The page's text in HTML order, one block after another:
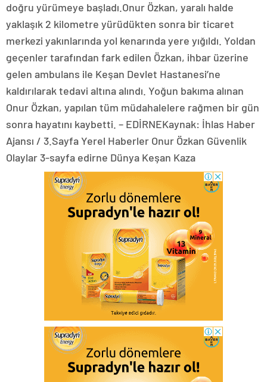
doğru yürümeye başladı.Onur Özkan, yaralı halde
yaklaşık 2 kilometre yürüdükten sonra bir ticaret
merkezi yakınlarında yol kenarında yere yığıldı. Yoldan
geçenler tarafından fark edilen Özkan, ihbar üzerine
gelen ambulans ile Keşan Devlet Hastanesi’ne
kaldırılarak tedavi altına alındı. Yoğun bakıma alınan
Onur Özkan, yapılan tüm müdahalelere rağmen bir gün
sonra hayatını kaybetti. – EDİRNEKaynak: İhlas Haber
Ajansı / 3.Sayfa Yerel Haberler Onur Özkan Güvenlik
Olaylar 3-sayfa edirne Dünya Keşan Kaza